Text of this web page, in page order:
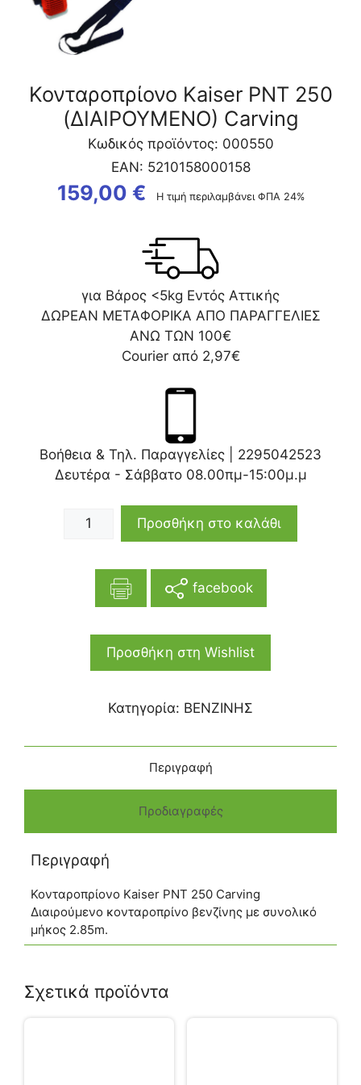
Κονταροπρίονο Kaiser PNT 250
(ΔΙΑΙΡΟΥΜΕΝΟ) Carving
Κωδικός προϊόντος: 000550
EAN: 5210158000158
159,00 € Η τιμή περιλαμβάνει ΦΠΑ 24%
για Βάρος <5kg Εντός Αττικής
ΔΩΡΕΑΝ ΜΕΤΑΦΟΡΙΚΑ ΑΠΟ ΠΑΡΑΓΓΕΛΙΕΣ
ΑΝΩ ΤΩΝ 100€
Courier από 2,97€
Βοήθεια & Τηλ. Παραγγελίες | 2295042523
Δευτέρα - Σάββατο 08.00πμ-15:00μ.μ
ποσότητα
Προσθήκη στο καλάθι
facebook
Προσθήκη στη Wishlist
Κατηγορία: ΒΕΝΖΙΝΗΣ
Περιγραφή
Προδιαγραφές
Περιγραφή
Κονταροπρίονο Kaiser PNT 250 Carving
Διαιρούμενο κονταροπρίνο βενζίνης με συνολικό
μήκος 2.85m.
Σχετικά προϊόντα